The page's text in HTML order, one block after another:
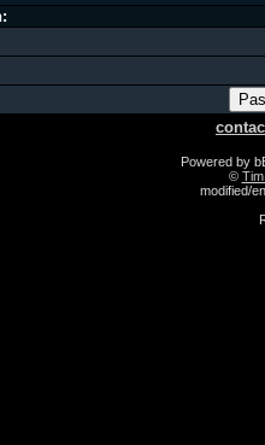
Powered by
©
modified/